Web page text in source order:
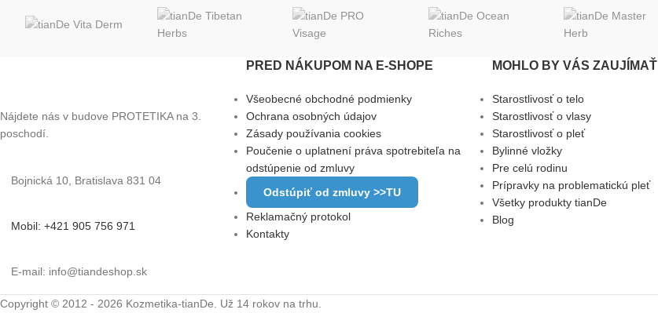
Nájdete nás v budove PROTETIKA na 3.
poschodí.
Bojnická 10, Bratislava 831 04
Mobil: +421 905 756 971
E-mail: info@tiandeshop.sk
PRED NÁKUPOM NA E-SHOPE
Všeobecné obchodné podmienky
Ochrana osobných údajov
Zásady používania cookies
Poučenie o uplatnení práva spotrebiteľa na
odstúpenie od zmluvy
Odstúpiť od zmluvy >>TU
Reklamačný protokol
Kontakty
MOHLO BY VÁS ZAUJÍMAŤ
Starostlivosť o telo
Starostlivosť o vlasy
Starostlivosť o pleť
Bylinné vložky
Pre celú rodinu
Prípravky na problematickú pleť
Všetky produkty tianDe
Blog
Copyright © 2012 - 2026 Kozmetika-tianDe. Už 14 rokov na trhu.